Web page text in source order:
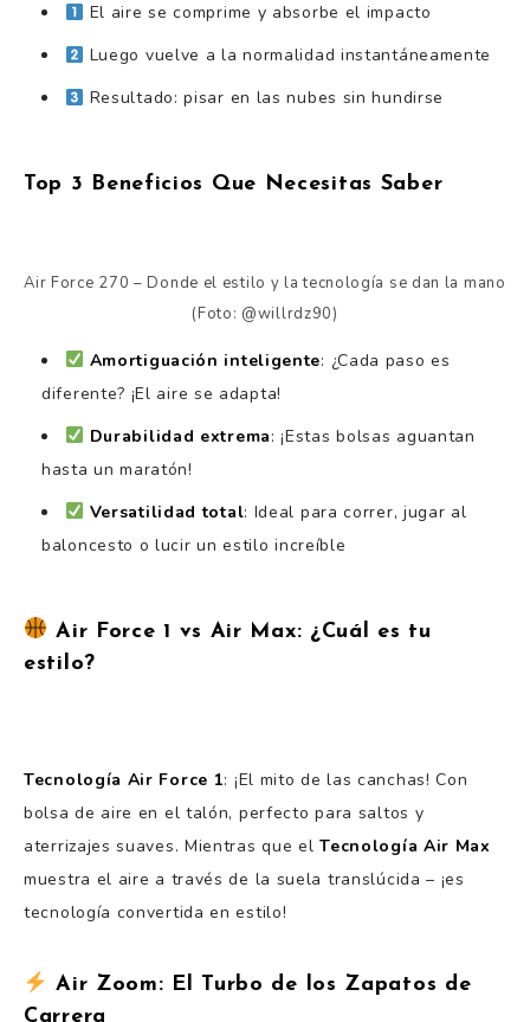
El aire se comprime y absorbe el impacto
Luego vuelve a la normalidad instantáneamente
Resultado: pisar en las nubes sin hundirse
Top 3 Beneficios Que Necesitas Saber
Air Force 270 – Donde el estilo y la tecnología se dan la mano
(Foto: @willrdz90)
Amortiguación inteligente: ¿Cada paso es
diferente? ¡El aire se adapta!
Durabilidad extrema: ¡Estas bolsas aguantan
hasta un maratón!
Versatilidad total: Ideal para correr, jugar al
baloncesto o lucir un estilo increíble
Air Force 1 vs Air Max: ¿Cuál es tu
estilo?
Tecnología Air Force 1: ¡El mito de las canchas! Con
bolsa de aire en el talón, perfecto para saltos y
aterrizajes suaves. Mientras que elTecnología Air Max
muestra el aire a través de la suela translúcida – ¡es
tecnología convertida en estilo!
Air Zoom: El Turbo de los Zapatos de
Carrera